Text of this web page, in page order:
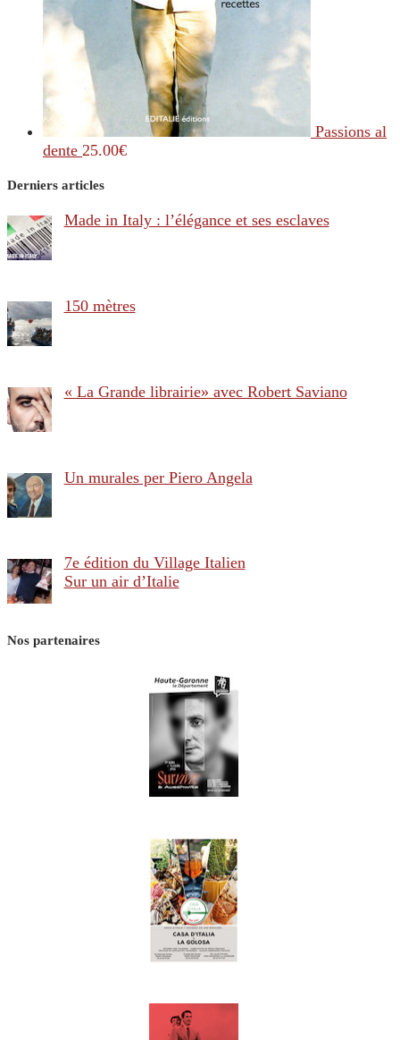
Passions al
dente 25.00€
Derniers articles
Made in Italy : l’élégance et ses esclaves
150 mètres
« La Grande librairie» avec Robert Saviano
Un murales per Piero Angela
7e édition du Village Italien
Sur un air d’Italie
Nos partenaires